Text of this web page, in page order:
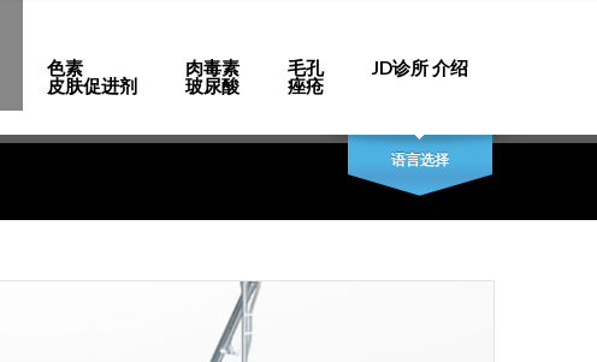
色素
皮肤促进剂
肉毒素
玻尿酸
毛孔
痤疮
JD诊所 介绍
语言选择